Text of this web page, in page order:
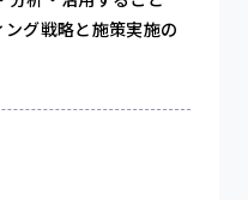
グ戦略と施策実施の